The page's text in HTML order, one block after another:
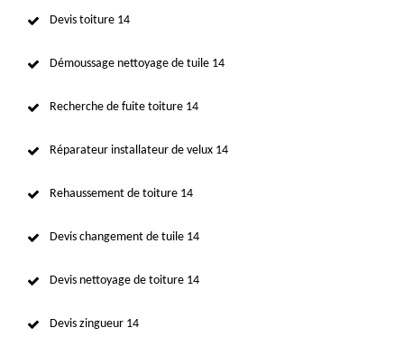
Devis toiture 14
Démoussage nettoyage de tuile 14
Recherche de fuite toiture 14
Réparateur installateur de velux 14
Rehaussement de toiture 14
Devis changement de tuile 14
Devis nettoyage de toiture 14
Devis zingueur 14